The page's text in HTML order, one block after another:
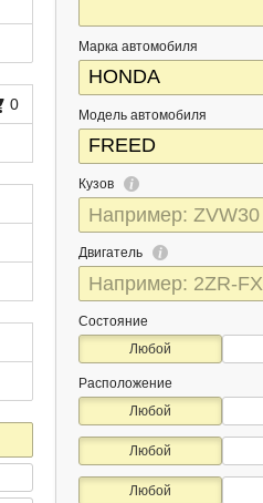
Марка автомобиля
Модель автомобиля
Кузов
Двигатель
Состояние
Любой
Расположение
Любой
Любой
Любой
0